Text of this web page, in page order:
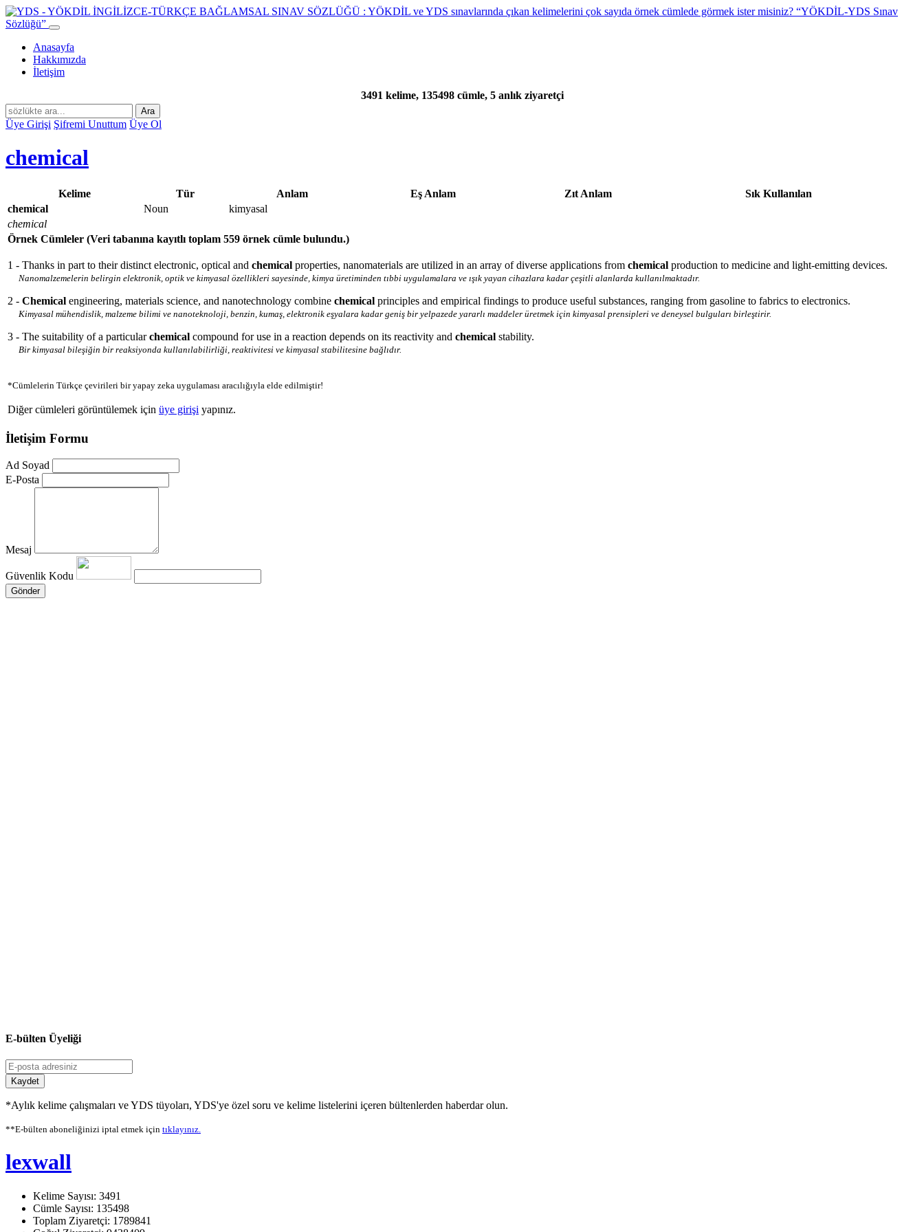
“YÖKDİL-YDS Sınav
Sözlüğü”
Anasayfa
Hakkımızda
İletişim
3491 kelime, 135498 cümle, 5 anlık ziyaretçi
Ara
Üye Girişi Şifremi Unuttum Üye Ol
chemical
Kelime Tür Anlam Eş Anlam Zıt Anlam
Sık Kullanılan
chemical
Noun
kimyasal
chemical
Örnek Cümleler (Veri tabanına kayıtlı toplam 559 örnek cümle bulundu.)
1 - Thanks in part to their distinct electronic, optical and chemical properties, nanomaterials are utilized in an array of diverse applications from chemical production to medicine and light-emitting devices.
Nanomalzemelerin belirgin elektronik, optik ve kimyasal özellikleri sayesinde, kimya üretiminden tıbbi uygulamalara ve ışık yayan cihazlara kadar çeşitli alanlarda kullanılmaktadır.
2 - Chemical engineering, materials science, and nanotechnology combine chemical principles and empirical findings to produce useful substances, ranging from gasoline to fabrics to electronics.
Kimyasal mühendislik, malzeme bilimi ve nanoteknoloji, benzin, kumaş, elektronik eşyalara kadar geniş bir yelpazede yararlı maddeler üretmek için kimyasal prensipleri ve deneysel bulguları birleştirir.
3 - The suitability of a particularchemical compound for use in a reaction depends on its reactivity and chemical stability.
Bir kimyasal bileşiğin bir reaksiyonda kullanılabilirliği, reaktivitesi ve kimyasal stabilitesine bağlıdır.
*Cümlelerin Türkçe çevirileri bir yapay zeka uygulaması aracılığıyla elde edilmiştir!
Diğer cümleleri görüntülemek için üye girişi yapınız.
İletişim Formu
Ad Soyad
E-Posta
Mesaj
Güvenlik Kodu
Gönder
E-bülten Üyeliği
Kaydet
*Aylık kelime çalışmaları ve YDS tüyoları, YDS'ye özel soru ve kelime listelerini içeren bültenlerden haberdar olun.
**E-bülten aboneliğinizi iptal etmek için tıklayınız.
lexwall
Kelime Sayısı: 3491
Cümle Sayısı: 135498
Toplam Ziyaretçi: 1789841